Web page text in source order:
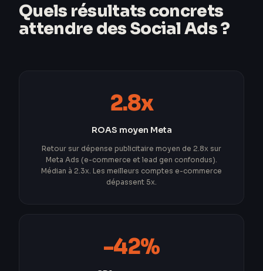
Quels résultats concrets
attendre des Social Ads ?
2.8x
ROAS moyen Meta
Retour sur dépense publicitaire moyen de 2.8x sur
Meta Ads (e-commerce et lead gen confondus).
Médian à 2.3x. Les meilleurs comptes e-commerce
dépassent 5x.
-42%